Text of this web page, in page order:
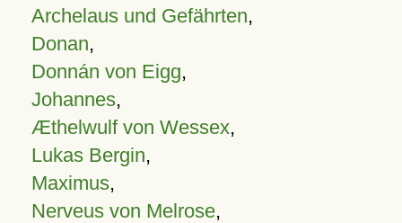
Archelaus und Gefährten,
Donan,
Donnán von Eigg,
Johannes,
Æthelwulf von Wessex,
Lukas Bergin,
Maximus,
Nerveus von Melrose,